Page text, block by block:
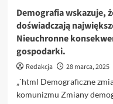
Demografia wskazuje,
doświadczają
Nieuchronne
gospodarki.
Redakcja
28 marca, 2025
„`html Demograficzne
komunizmu Zmiany